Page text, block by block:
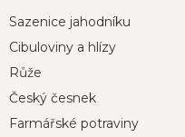
aSazenice jahodníku
Cibuloviny a hlízy
Růže
Český česnek
Farmářské potraviny